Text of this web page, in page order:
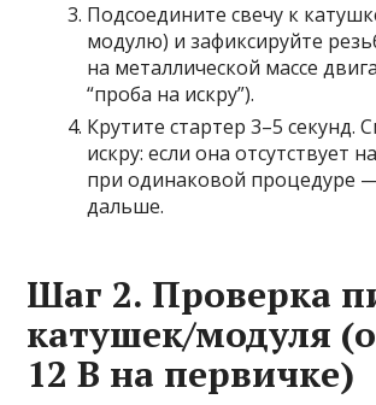
Подсоедините свечу к
модулю) и зафиксируйте
на металлической массе
“проба на искру”).
Крутите стартер 3–5 секунд.
искру: если она отсутствует
при одинаковой процедуре
дальше.
Шаг 2. Проверка
катушек/модуля
12 В на первичке)